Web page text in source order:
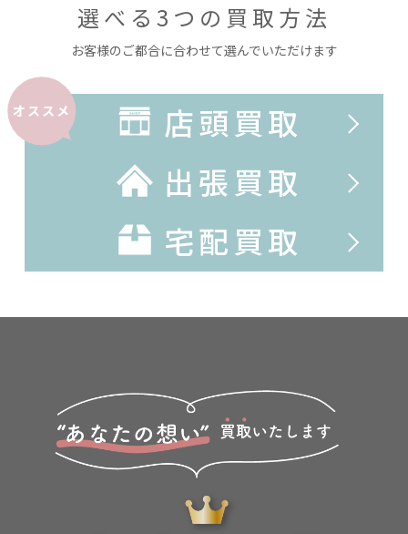
選べる3つの買取方法
お客様のご都合に合わせて選んでいただけます
オススメ
店頭買取
出張買取
宅配買取